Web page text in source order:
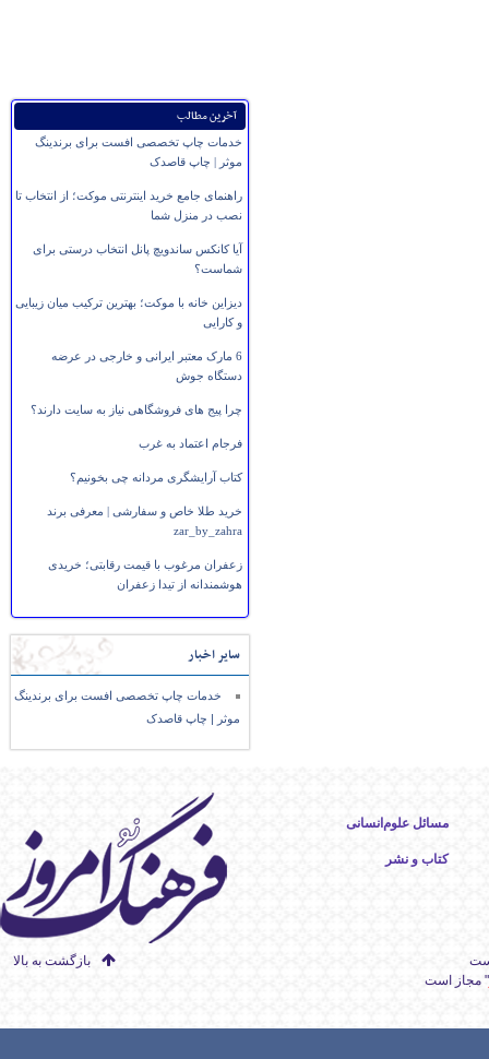
آخرین مطالب
خدمات چاپ تخصصی افست برای برندینگ
موثر | چاپ قاصدک
راهنمای جامع خرید اینترنتی موکت؛ از انتخاب تا
نصب در منزل شما
آیا کانکس ساندویچ پانل انتخاب درستی برای
شماست؟
دیزاین خانه با موکت؛ بهترین ترکیب میان زیبایی
و کارایی
6 مارک معتبر ایرانی و خارجی در عرضه
دستگاه جوش
چرا پیج های فروشگاهی نیاز به سایت دارند؟
فرجام اعتماد به غرب
کتاب آرایشگری مردانه چی بخونیم؟
خرید طلا خاص و سفارشی | معرفی برند
zar_by_zahra
زعفران مرغوب با قیمت رقابتی؛ خریدی
هوشمندانه از تیدا زعفران
سایر اخبار
خدمات چاپ تخصصی افست برای برندینگ
موثر | چاپ قاصدک
مسائل علوم‌انسانی
کتاب و نشر
بازگشت به بالا
" مجاز است